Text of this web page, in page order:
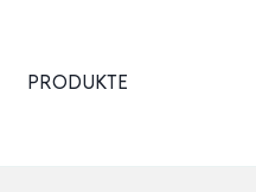
PRODUKTE